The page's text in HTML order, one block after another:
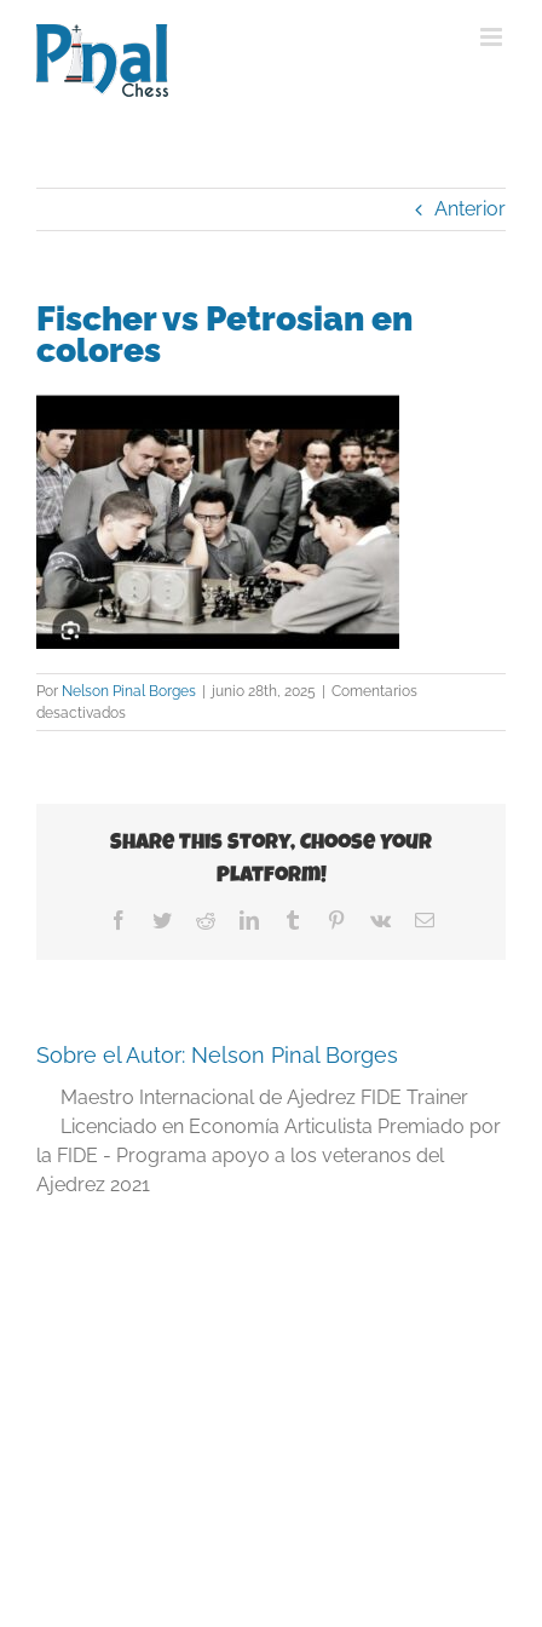
contenido
Anterior
Fischer vs Petrosian en
colores
Por Nelson Pinal Borges | junio 28th, 2025 | Comentarios
desactivadosen
Fischer
Share This Story, Choose Your
Platform!
Facebook
TwitterRedditLinkedInTumblr Pinterest
Vk
Correo
Sobre el Autor: Nelson Pinal Borges
Maestro Internacional de Ajedrez FIDE Trainer
Licenciado en Economía Articulista Premiado por
la FIDE - Programa apoyo a los veteranos del
Ajedrez 2021